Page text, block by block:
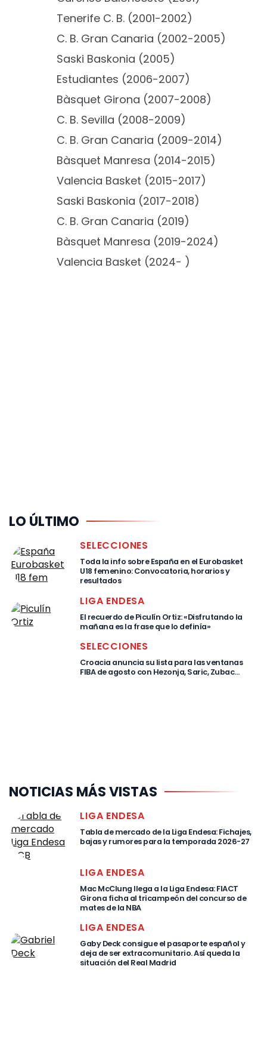
Tenerife C. B. (2001-2002)
C. B. Gran Canaria (2002-2005)
Saski Baskonia (2005)
Estudiantes (2006-2007)
Bàsquet Girona (2007-2008)
C. B. Sevilla (2008-2009)
C. B. Gran Canaria (2009-2014)
Bàsquet Manresa (2014-2015)
Valencia Basket (2015-2017)
Saski Baskonia (2017-2018)
C. B. Gran Canaria (2019)
Bàsquet Manresa (2019-2024)
Valencia Basket (2024- )
LO ÚLTIMO
SELECCIONES
Toda la info sobre España en el Eurobasket
U18 femenino: Convocatoria, horarios y
resultados
LIGA ENDESA
El recuerdo de Piculín Ortiz: «Disfrutando la
mañana es la frase que lo definía»
SELECCIONES
Croacia anuncia su lista para las ventanas
FIBA de agosto con Hezonja, Saric, Zubac…
NOTICIAS MÁS VISTAS
LIGA ENDESA
Tabla de mercado de la Liga Endesa: Fichajes,
bajas y rumores para la temporada 2026-27
LIGA ENDESA
Mac McClung llega a la Liga Endesa: FIACT
Girona ficha al tricampeón del concurso de
mates de la NBA
LIGA ENDESA
Gaby Deck consigue el pasaporte español y
deja de ser extracomunitario. Así queda la
situación del Real Madrid